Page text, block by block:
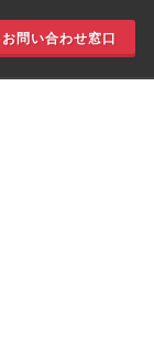
お問い合わせ窓口